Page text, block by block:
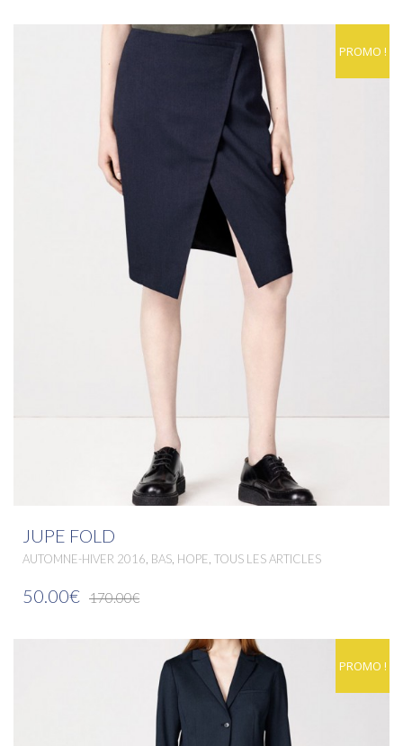
PROMO !
JUPE FOLD
AUTOMNE-HIVER 2016 BAS HOPE TOUS LES ARTICLES
170.00€
50.00€
PROMO !